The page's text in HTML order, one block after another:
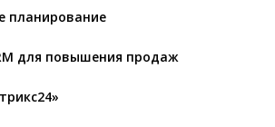
планирование
для повышения продаж